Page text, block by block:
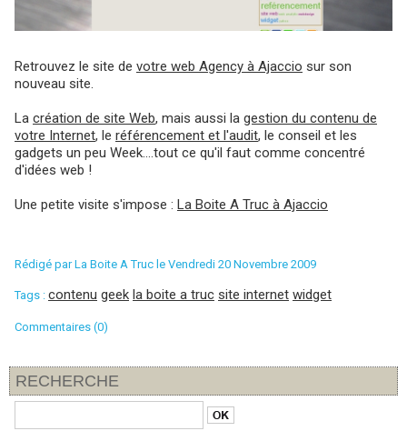
Retrouvez le site de votre web Agency à Ajaccio sur son
nouveau site.
La création de site Web, mais aussi la gestion du contenu de
votre Internet, le référencement et l'audit, le conseil et les
gadgets un peu Week....tout ce qu'il faut comme concentré
d'idées web !
Une petite visite s'impose : La Boite A Truc à Ajaccio
Rédigé par La Boite A Truc le Vendredi 20 Novembre 2009
Tags : contenu geek la boite a truc site internet widget
Commentaires (0)
RECHERCHE